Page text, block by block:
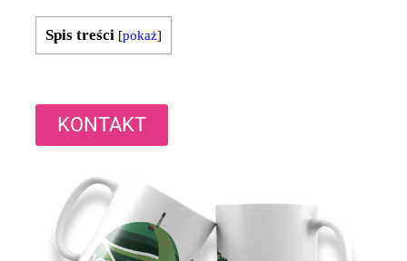
Spis treści [pokaż]
KONTAKT